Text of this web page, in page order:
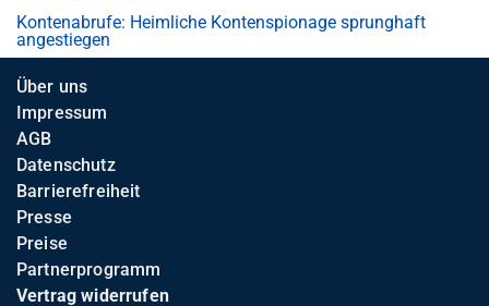
Kontenabrufe: Heimliche Kontenspionage sprunghaft
angestiegen
Über uns
Impressum
AGB
Datenschutz
Barrierefreiheit
Presse
Preise
Partnerprogramm
Vertrag widerrufen